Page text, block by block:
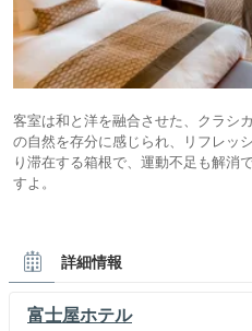
客室は和と洋を融合させた、クラシ
の自然を存分に感じられ、リフレッ
り滞在する箱根で、運動不足も解消
すよ。
詳細情報
富士屋ホテル